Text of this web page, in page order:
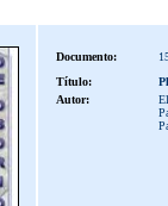
Documento:
Título:
Autor: